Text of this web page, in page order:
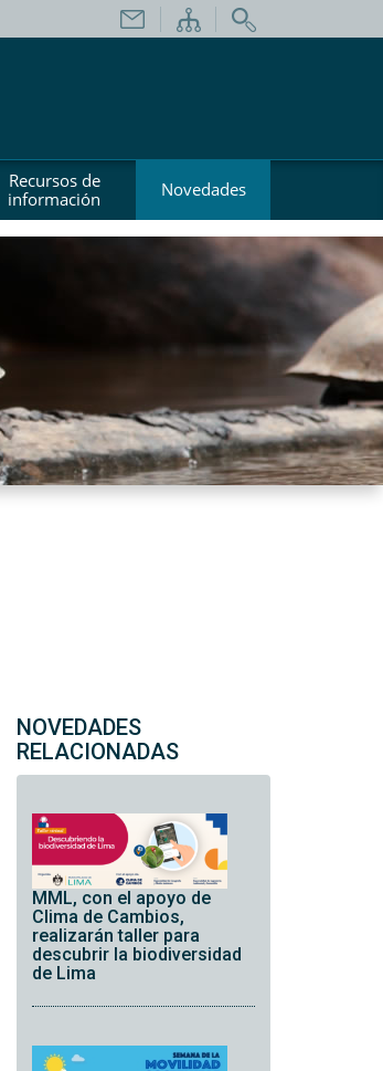
Recursos de
información
Novedades
NOVEDADES
RELACIONADAS
MML, con el apoyo de
Clima de Cambios,
realizarán taller para
descubrir la biodiversidad
de Lima